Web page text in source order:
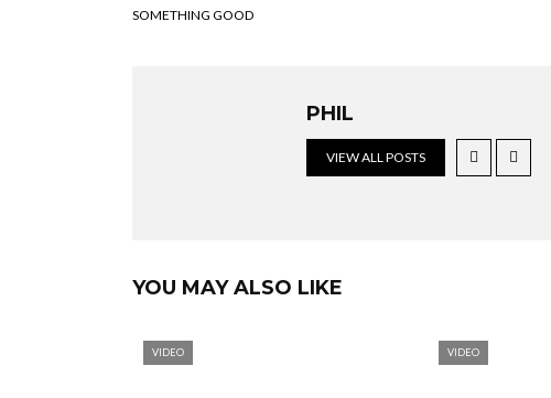
SOMETHING GOOD
PHIL
VIEW ALL POSTS
YOU MAY ALSO LIKE
VIDEO VIDEO